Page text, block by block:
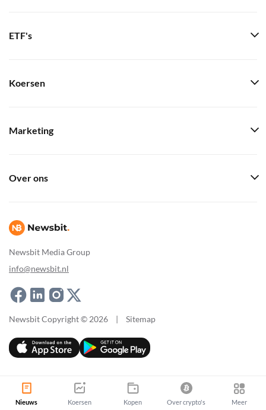
Newsbit Media Group
info@newsbit.nl
ETF's
Koersen
Marketing
Over ons
Newsbit Copyright © 2026 | Sitemap
Nieuws Koersen Kopen Over crypto's Meer